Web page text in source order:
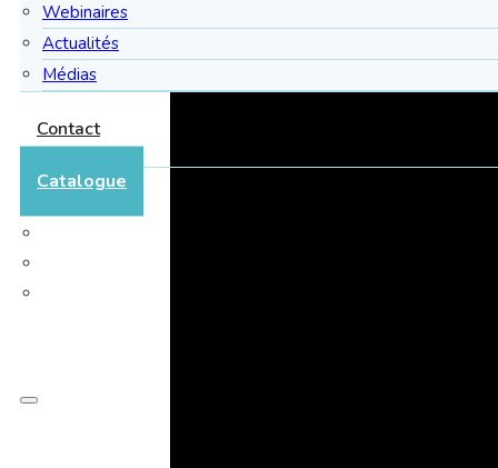
Webinaires
Actualités
Médias
Contact
Catalogue